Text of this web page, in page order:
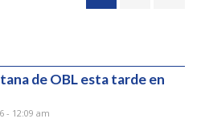
de OBL esta tarde en
- 12:09 am